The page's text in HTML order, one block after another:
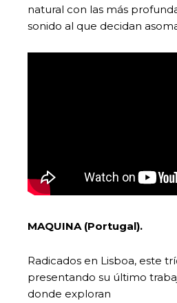
natural con las más
sonido al que decidan
MAQUINA (Portugal).
Radicados en Lisboa, este
presentando su último
donde exploran